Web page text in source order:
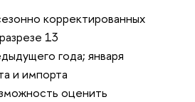
корректированных
13
года; января
и импорта
оценить